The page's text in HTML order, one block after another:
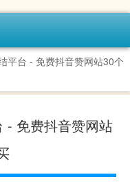
平台 - 免费抖音赞网站30个
- 免费抖音赞网站